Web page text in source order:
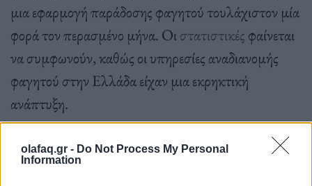
olafaq.gr - Do Not Process My Personal
Information
μια εφαρμογή παράδοσης φαγητού τουλάχιστον μία
φορά τον περασμένο μήνα. Οιστατιστικές φαίνεται
να συμφωνούν, καθώς οι υπηρεσίες αναδιανομής
φαγητού στην Ελλάδα είχαν μια εκρηκτική
ανάπτυξη.
Πραγματικά, δεν υπάρχει τίποτα τόσο βολικό όσο